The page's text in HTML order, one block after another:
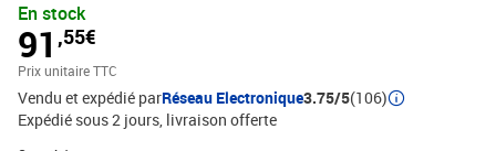
dispose de 6 étagères, offrant un grand espace de rangement pour
stocker et afficher vos articles ou décorations. L'étagère de
rangement est facile à nettoyer avec un chiffon humide. En outre,
elle peut également être utilisée comme 2 petites armoires.
Remarque : les vis et les chevilles pour l'intérieur du mur ne sont
pas incluses. Recherchez et utilisez des vis et des chevilles
En stock
91 ,55€
Prix unitaire TTC
Vendu et expédié parRéseau Electronique3.75/5(106)
Expédié sous 2 jours livraison offerte